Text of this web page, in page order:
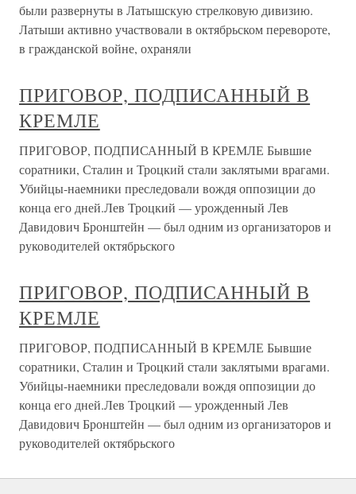
были развернуты в Латышскую стрелковую дивизию.
Латыши активно участвовали в октябрьском перевороте,
в гражданской войне, охраняли
ПРИГОВОР, ПОДПИСАННЫЙ В
КРЕМЛЕ
ПРИГОВОР, ПОДПИСАННЫЙ В КРЕМЛЕ Бывшие
соратники, Сталин и Троцкий стали заклятыми врагами.
Убийцы-наемники преследовали вождя оппозиции до
конца его дней.Лев Троцкий — урожденный Лев
Давидович Бронштейн — был одним из организаторов и
руководителей октябрьского
ПРИГОВОР, ПОДПИСАННЫЙ В
КРЕМЛЕ
ПРИГОВОР, ПОДПИСАННЫЙ В КРЕМЛЕ Бывшие
соратники, Сталин и Троцкий стали заклятыми врагами.
Убийцы-наемники преследовали вождя оппозиции до
конца его дней.Лев Троцкий — урожденный Лев
Давидович Бронштейн — был одним из организаторов и
руководителей октябрьского